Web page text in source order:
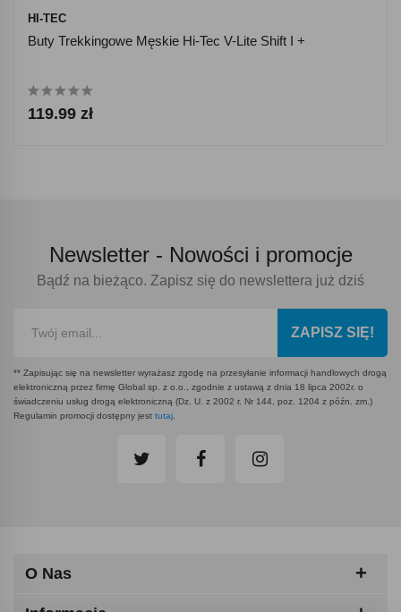
HI-TEC
Buty Trekkingowe Męskie Hi-Tec V-Lite Shift I +
119.99 zł
Newsletter - Nowości i promocje
Bądź na bieżąco. Zapisz się do newslettera już dziś
ZAPISZ SIĘ!
** Zapisując się na newsletter wyrażasz zgodę na przesyłanie informacji handlowych drogą
elektroniczną przez firmę Global sp. z o.o., zgodnie z ustawą z dnia 18 lipca 2002r. o
świadczeniu usług drogą elektroniczną (Dz. U. z 2002 r. Nr 144, poz. 1204 z późn. zm.)
Regulamin promocji dostępny jest tutaj
O Nas